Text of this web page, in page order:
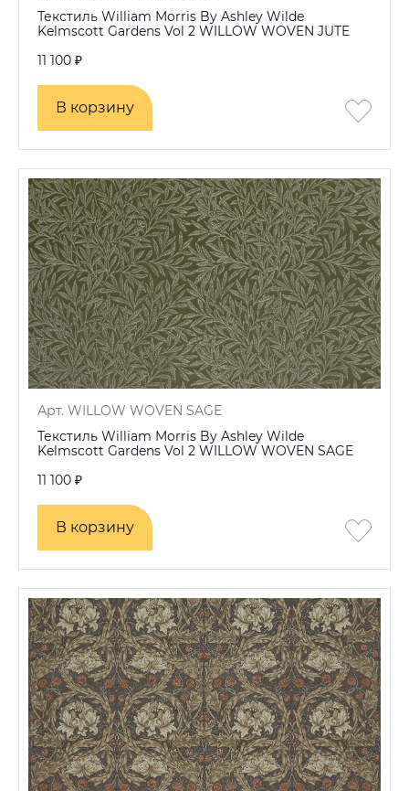
Текстиль William Morris By Ashley Wilde
Kelmscott Gardens Vol 2 WILLOW WOVEN JUTE
11 100 ₽
В корзину
В корзину
Арт. WILLOW WOVEN SAGE
Текстиль William Morris By Ashley Wilde
Kelmscott Gardens Vol 2 WILLOW WOVEN SAGE
11 100 ₽
В корзину
В корзину